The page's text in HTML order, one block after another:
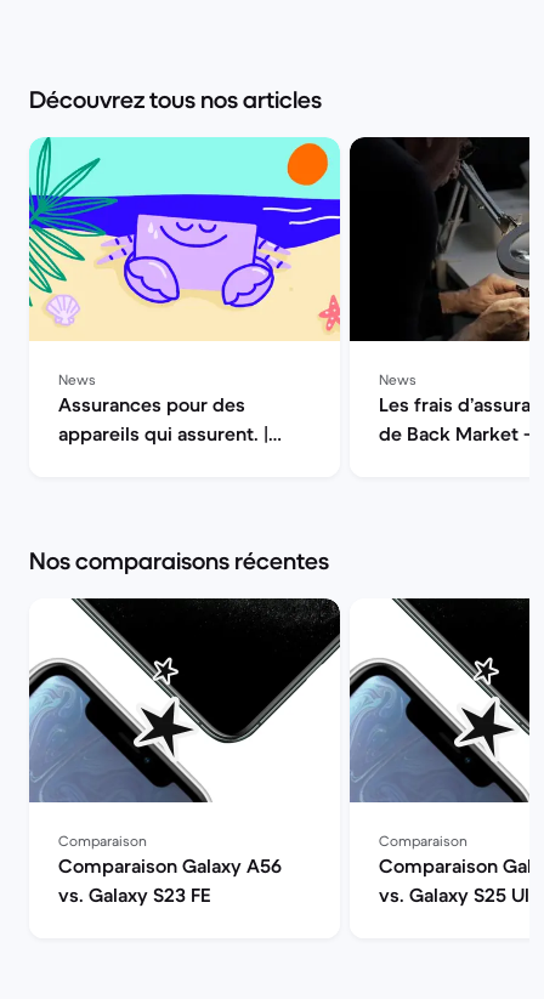
Découvrez tous nos articles
News
Assurances pour des
appareils qui assurent. |
News
Les frais
de Back Market
Nos comparaisons récentes
Comparaison
Comparaison Galaxy A56
vs. Galaxy S23 FE
Comparaison
Comparaison
vs. Galaxy S25